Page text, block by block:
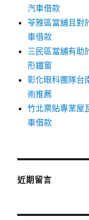
汽車借款
苓雅區當舖且對
車借款
三民區當舖有助
形鐵窗
彰化眼科團隊台
術推薦
竹北票貼專業屋
車借款
近期留言